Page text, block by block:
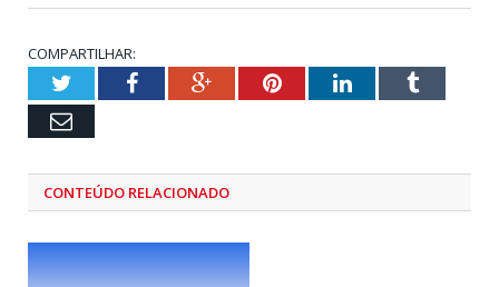
COMPARTILHAR:
TwitterFacebookGoogle+PinterestLinkedInTumblr
Email
CONTEÚDO RELACIONADO